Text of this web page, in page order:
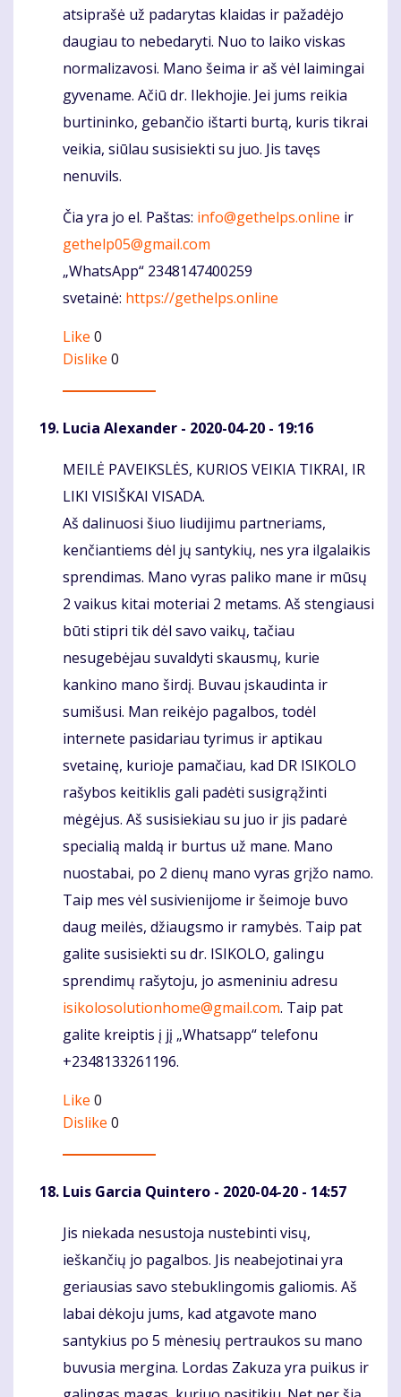
atsiprašė už padarytas klaidas ir pažadėjo
daugiau to nebedaryti. Nuo to laiko viskas
normalizavosi. Mano šeima ir aš vėl laimingai
gyvename. Ačiū dr. Ilekhojie. Jei jums reikia
burtininko, gebančio ištarti burtą, kuris tikrai
veikia, siūlau susisiekti su juo. Jis tavęs
nenuvils.
Čia yra jo el. Paštas: info@gethelps.online ir
gethelp05@gmail.com
„WhatsApp“ 2348147400259
svetainė: https://gethelps.online
Like 0
Dislike 0
Lucia Alexander - 2020-04-20 - 19:16
Komentaras
MEILĖ PAVEIKSLĖS, KURIOS VEIKIA TIKRAI, IR
LIKI VISIŠKAI VISADA.
Aš dalinuosi šiuo liudijimu partneriams,
kenčiantiems dėl jų santykių, nes yra ilgalaikis
sprendimas. Mano vyras paliko mane ir mūsų
2 vaikus kitai moteriai 2 metams. Aš stengiausi
būti stipri tik dėl savo vaikų, tačiau
nesugebėjau suvaldyti skausmų, kurie
kankino mano širdį. Buvau įskaudinta ir
sumišusi. Man reikėjo pagalbos, todėl
internete pasidariau tyrimus ir aptikau
svetainę, kurioje pamačiau, kad DR ISIKOLO
rašybos keitiklis gali padėti susigrąžinti
mėgėjus. Aš susisiekiau su juo ir jis padarė
specialią maldą ir burtus už mane. Mano
nuostabai, po 2 dienų mano vyras grįžo namo.
Taip mes vėl susivienijome ir šeimoje buvo
daug meilės, džiaugsmo ir ramybės. Taip pat
galite susisiekti su dr. ISIKOLO, galingu
sprendimų rašytoju, jo asmeniniu adresu
isikolosolutionhome@gmail.com. Taip pat
galite kreiptis į jį „Whatsapp“ telefonu
+2348133261196.
Like 0
Dislike 0
Luis Garcia Quintero - 2020-04-20 - 14:57
Komentaras
Jis niekada nesustoja nustebinti visų,
ieškančių jo pagalbos. Jis neabejotinai yra
geriausias savo stebuklingomis galiomis. Aš
labai dėkoju jums, kad atgavote mano
santykius po 5 mėnesių pertraukos su mano
buvusia mergina. Lordas Zakuza yra puikus ir